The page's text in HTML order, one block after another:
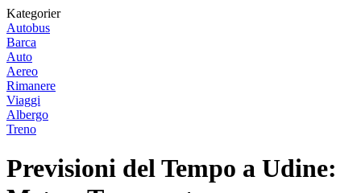
Kategorier
Autobus
Barca
Auto
Aereo
Rimanere
Viaggi
Albergo
Treno
Previsioni del Tempo a Udine: